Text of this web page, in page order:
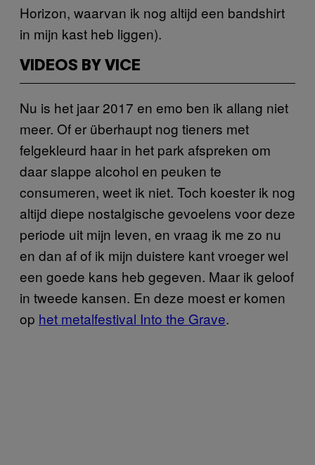
Horizon, waarvan ik nog altijd een bandshirt
in mijn kast heb liggen).
VIDEOS BY VICE
Nu is het jaar 2017 en emo ben ik allang niet
meer. Of er überhaupt nog tieners met
felgekleurd haar in het park afspreken om
daar slappe alcohol en peuken te
consumeren, weet ik niet. Toch koester ik nog
altijd diepe nostalgische gevoelens voor deze
periode uit mijn leven, en vraag ik me zo nu
en dan af of ik mijn duistere kant vroeger wel
een goede kans heb gegeven. Maar ik geloof
in tweede kansen. En deze moest er komen
op het metalfestival Into the Grave.